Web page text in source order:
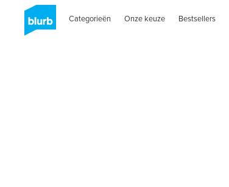
Categorieën Onze keuze Bestsellers